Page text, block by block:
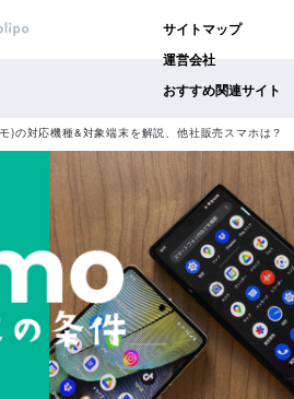
サイトマップ
運営会社
おすすめ関連サイト
)の対応機種&対象端末を解説、他社販売スマホは？